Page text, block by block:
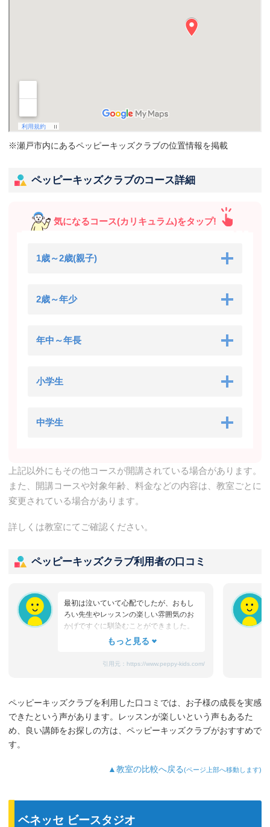
※瀬戸市内にあるペッピーキッズクラブの位置情報を掲載
ペッピーキッズクラブのコース詳細
気になるコース(カリキュラム)をタップ!
1歳～2歳(親子)
2歳～年少
年中～年長
小学生
中学生
上記以外にもその他コースが開講されている場合があります。
また、開講コースや対象年齢、料金などの内容は、教室ごとに
変更されている場合があります。
詳しくは教室にてご確認ください。
ペッピーキッズクラブ利用者の口コミ
最初は泣いていて心配でしたが、おもし
ろい先生やレッスンの楽しい雰囲気のお
かげですぐに馴染むことができました。
たまにママと離れるときに嫌がることも
れ、お迎えのときはいつも笑顔です。
3歳児を飽きさせない充実したレッスンだ
と思います。うちの子は特に歌やダンス
が好きなようで、よく「Hello～♪」と歌
ど、色んなものを英語で教えてくれるよ
うになり、英語が身についてきているの
引用元： https://www.peppy-kids.com/
ペッピーキッズクラブを利用した口コミでは、お子様の成長を実感
できたという声があります。レッスンが楽しいという声もあるた
め、良い講師をお探しの方は、ペッピーキッズクラブがおすすめで
す。
▲教室の比較へ戻る(ページ上部へ移動します)
ベネッセ ビースタジオ